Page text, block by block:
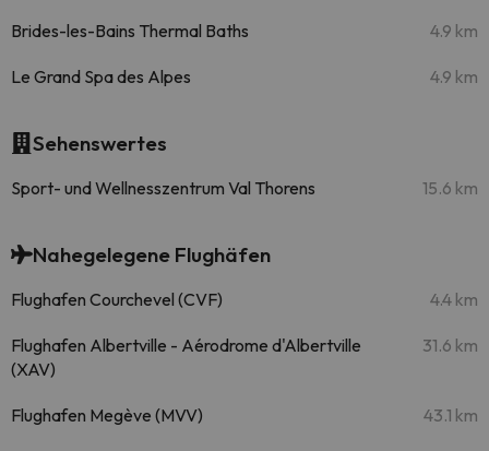
Brides-les-Bains Thermal Baths 4.9 km
Le Grand Spa des Alpes 4.9 km
Sehenswertes
Sport- und Wellnesszentrum Val Thorens 15.6 km
Nahegelegene Flughäfen
Flughafen Courchevel (CVF) 4.4 km
Flughafen Albertville - Aérodrome d'Albertville
(XAV)
31.6 km
Flughafen Megève (MVV) 43.1 km